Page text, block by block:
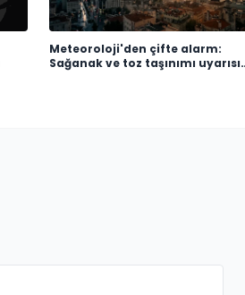
Meteoroloji'den çifte alarm:
Sağanak ve toz taşınımı uyarısı